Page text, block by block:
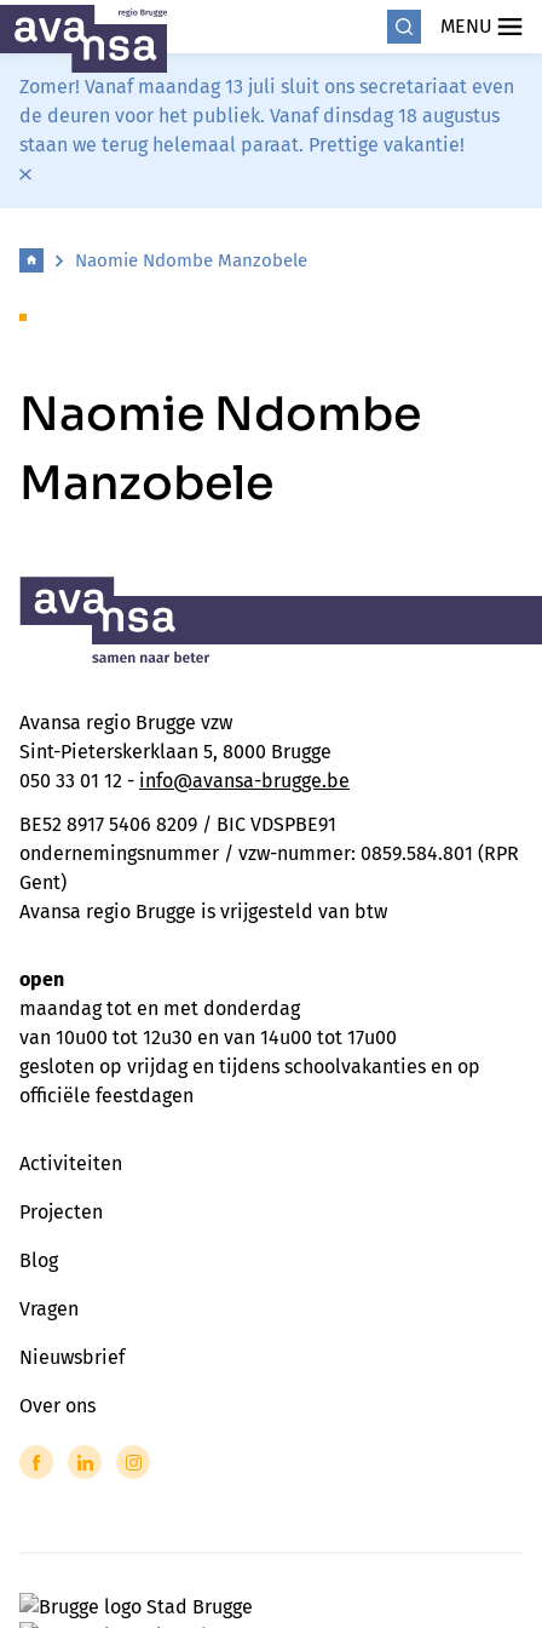
MENU
Zomer! Vanaf maandag 13 juli sluit ons secretariaat even
de deuren voor het publiek. Vanaf dinsdag 18 augustus
staan we terug helemaal paraat. Prettige vakantie!
Naomie Ndombe Manzobele
Naomie Ndombe
Manzobele
Avansa regio Brugge vzw
Sint-Pieterskerklaan 5, 8000 Brugge
050 33 01 12 - info@avansa-brugge.be
BE52 8917 5406 8209 / BIC VDSPBE91
ondernemingsnummer / vzw-nummer: 0859.584.801 (RPR
Gent)
Avansa regio Brugge is vrijgesteld van btw
open
maandag tot en met donderdag
van 10u00 tot 12u30 en van 14u00 tot 17u00
gesloten op vrijdag en tijdens schoolvakanties en op
officiële feestdagen
Activiteiten
Projecten
Blog
Vragen
Nieuwsbrief
Over ons